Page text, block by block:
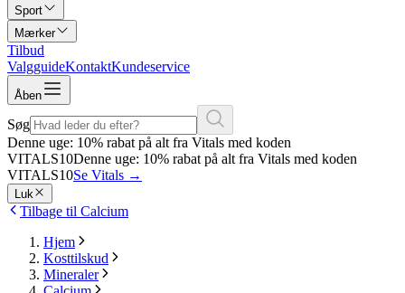
Sport
Mærker
Tilbud
ValgguideKontaktKundeservice
Åben
Søg
Denne uge: 10% rabat på alt fra Vitals med koden
VITALS10Denne uge: 10% rabat på alt fra Vitals med koden
VITALS10Se Vitals →
Luk
Tilbage til Calcium
Hjem
Kosttilskud
Mineraler